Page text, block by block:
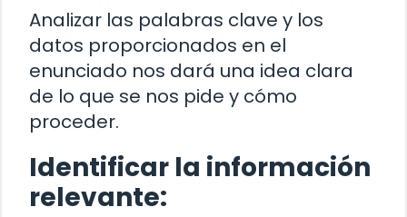
Analizar las palabras clave y los
datos proporcionados en el
enunciado nos dará una idea clara
de lo que se nos pide y cómo
proceder.
Identificar la información
relevante: